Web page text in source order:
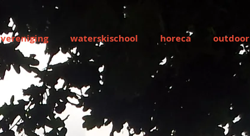
vereniging waterskischool horeca outdoor